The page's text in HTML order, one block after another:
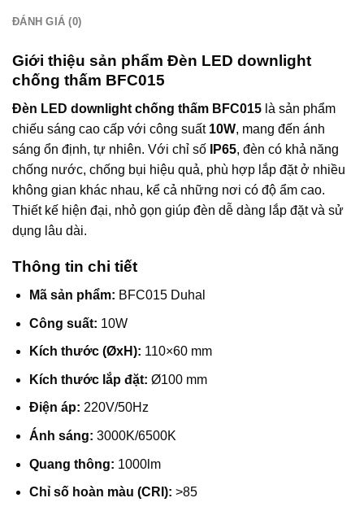
ĐÁNH GIÁ (0)
Giới thiệu sản phẩm Đèn LED downlight
chống thấm BFC015
Đèn LED downlight chống thấm BFC015 là sản phẩm
chiếu sáng cao cấp với công suất 10W, mang đến ánh
sáng ổn định, tự nhiên. Với chỉ số
IP65, đèn có khả năng
chống nước, chống bụi hiệu quả, phù hợp lắp đặt ở nhiều
không gian khác nhau, kể cả những nơi có độ ẩm cao.
Thiết kế hiện đại, nhỏ gọn giúp đèn dễ dàng lắp đặt và sử
dụng lâu dài.
Thông tin chi tiết
Mã sản phẩm: BFC015 Duhal
Công suất: 10W
Kích thước (ØxH): 110×60 mm
Kích thước lắp đặt: Ø100 mm
Điện áp: 220V/50Hz
Ánh sáng: 3000K/6500K
Quang thông: 1000lm
Chỉ số hoàn màu (CRI): >85